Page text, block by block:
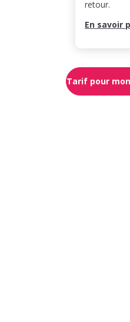
retour.
En savoir
Tarif pour